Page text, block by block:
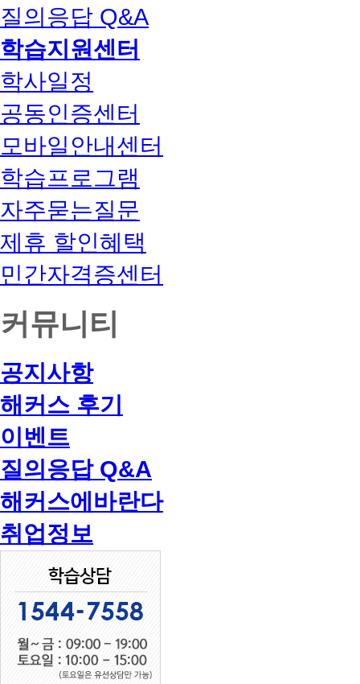
질의응답 Q&A
학습지원센터
학사일정
공동인증센터
모바일안내센터
학습프로그램
자주묻는질문
제휴 할인혜택
민간자격증센터
커뮤니티
공지사항
해커스 후기
이벤트
질의응답 Q&A
해커스에바란다
취업정보